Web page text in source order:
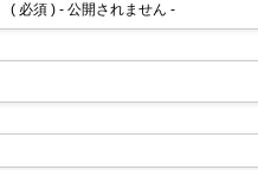
( 必須 ) - 公開されません -